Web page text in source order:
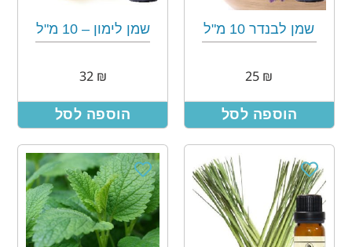
שמן לבנדר 10 מ"ל
₪
הוספה לסל
שמן לימון – 10 מ"ל
₪
32
הוספה לסל